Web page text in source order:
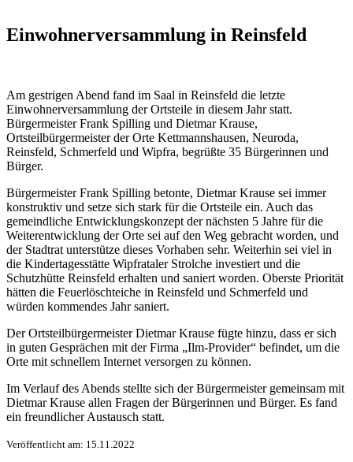
Einwohnerversammlung in Reinsfeld
Am gestrigen Abend fand im Saal in Reinsfeld die letzte
Einwohnerversammlung der Ortsteile in diesem Jahr statt.
Bürgermeister Frank Spilling und Dietmar Krause,
Ortsteilbürgermeister der Orte Kettmannshausen, Neuroda,
Reinsfeld, Schmerfeld und Wipfra, begrüßte 35 Bürgerinnen und
Bürger.
Bürgermeister Frank Spilling betonte, Dietmar Krause sei immer
konstruktiv und setze sich stark für die Ortsteile ein. Auch das
gemeindliche Entwicklungskonzept der nächsten 5 Jahre für die
Weiterentwicklung der Orte sei auf den Weg gebracht worden, und
der Stadtrat unterstütze dieses Vorhaben sehr. Weiterhin sei viel in
die Kindertagesstätte Wipfrataler Strolche investiert und die
Schutzhütte Reinsfeld erhalten und saniert worden. Oberste Priorität
hätten die Feuerlöschteiche in Reinsfeld und Schmerfeld und
würden kommendes Jahr saniert.
Der Ortsteilbürgermeister Dietmar Krause fügte hinzu, dass er sich
in guten Gesprächen mit der Firma „Ilm-Provider“ befindet, um die
Orte mit schnellem Internet versorgen zu können.
Im Verlauf des Abends stellte sich der Bürgermeister gemeinsam mit
Dietmar Krause allen Fragen der Bürgerinnen und Bürger. Es fand
ein freundlicher Austausch statt.
Veröffentlicht am: 15.11.2022